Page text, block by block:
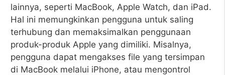
lainnya, seperti MacBook, Apple Watch, dan iPad.
Hal ini memungkinkan pengguna untuk saling
terhubung dan memaksimalkan penggunaan
produk-produk Apple yang dimiliki. Misalnya,
pengguna dapat mengakses file yang tersimpan
di MacBook melalui iPhone, atau mengontrol